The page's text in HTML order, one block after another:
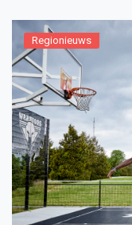
Regionieuws